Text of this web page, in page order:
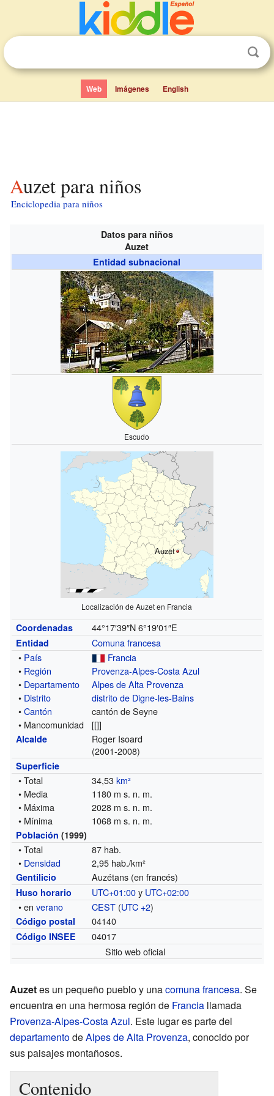
Web Imágenes English
Auzet para niños
Enciclopedia para niños
Datos para niños
Auzet
Entidad subnacional
Escudo
Auzet
Localización de Auzet en Francia
Coordenadas 44°17′39″N 6°19′01″E
Entidad
Comuna francesa
• País
Francia
• Región
Provenza-Alpes-Costa Azul
• Departamento
Alpes de Alta Provenza
• Distrito
distrito de Digne-les-Bains
•Cantón
cantón de Seyne
• Mancomunidad
[[]]
Alcalde
Roger Isoard
(2001-2008)
Superficie
• Total 34,53km²
• Media
1180 m s. n. m.
• Máxima
2028 m s. n. m.
• Mínima
1068 m s. n. m.
Población (1999)
• Total
87 hab.
• Densidad 2,95 hab./km²
Gentilicio Auzétans (en francés)
Huso horario UTC+01:00y UTC+02:00
• enverano CEST (UTC +2)
Código postal 04140
Código INSEE
04017
Sitio web oficial
Auzetes un pequeño pueblo y unacomuna francesa. Se
encuentra en una hermosa región de Francia llamada
Provenza-Alpes-Costa Azul. Este lugar es parte del
departamentodeAlpes de Alta Provenza, conocido por
sus paisajes montañosos.
Contenido